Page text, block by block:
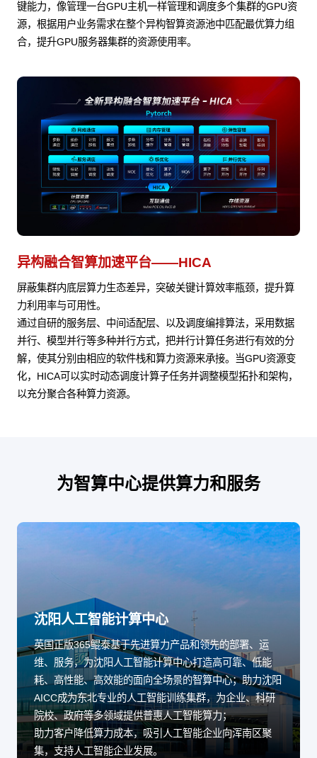
键能力，像管理一台GPU主机一样管理和调度多个集群的GPU资
源，根据用户业务需求在整个异构智算资源池中匹配最优算力组
合，提升GPU服务器集群的资源使用率。
异构融合智算加速平台——HICA
屏蔽集群内底层算力生态差异，突破关键计算效率瓶颈，提升算
力利用率与可用性。
通过自研的服务层、中间适配层、以及调度编排算法，采用数据
并行、模型并行等多种并行方式，把并行计算任务进行有效的分
解，使其分别由相应的软件栈和算力资源来承接。当GPU资源变
化，HICA可以实时动态调度计算子任务并调整模型拓扑和架构，
以充分聚合各种算力资源。
为智算中心提供算力和服务
沈阳人工智能计算中心
英国正版365鲲泰基于先进算力产品和领先的部署、运
维、服务，为沈阳人工智能计算中心打造高可靠、低能
耗、高性能、高效能的面向全场景的智算中心；助力沈阳
AICC成为东北专业的人工智能训练集群，为企业、科研
院校、政府等多领域提供普惠人工智能算力；
助力客户降低算力成本，吸引人工智能企业向浑南区聚
集，支持人工智能企业发展。